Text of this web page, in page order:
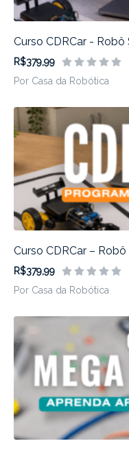
Curso CDRCar - Robô
R$379,99
Por Casa da Robótica
Curso CDRCar –
R$379,99
Por Casa da Robótica